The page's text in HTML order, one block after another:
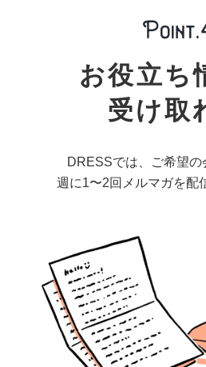
お役立ち
受け取
DRESSでは、ご希望の
週に1〜2回メルマガを配